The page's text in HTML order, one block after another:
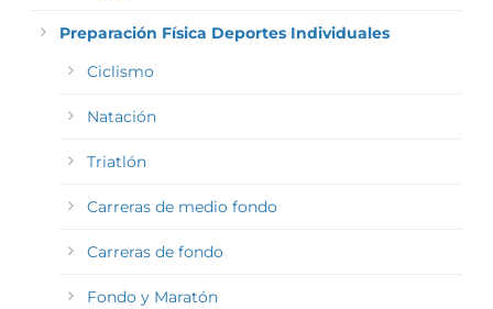
Preparación Física Deportes Individuales
Ciclismo
Natación
Triatlón
Carreras de medio fondo
Carreras de fondo
Fondo y Maratón